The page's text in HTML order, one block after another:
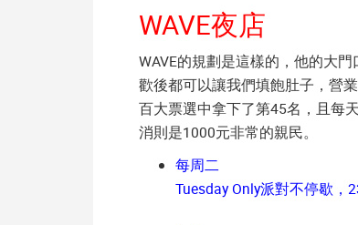
WAVE夜店
WAVE的規劃是這樣的，他的大
歡後都可以讓我們填飽肚子，營
百大票選中拿下了第45名，且每
消則是1000元非常的親民。
每周二
Tuesday Only派對不停歇